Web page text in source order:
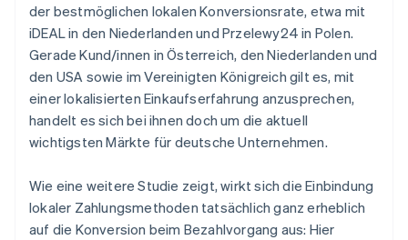
der bestmöglichen lokalen Konversionsrate, etwa mit
iDEAL in den Niederlanden und Przelewy24 in Polen.
Gerade Kund/innen in Österreich, den Niederlanden und
den USA sowie im Vereinigten Königreich gilt es, mit
einer lokalisierten Einkaufserfahrung anzusprechen,
handelt es sich bei ihnen doch um die aktuell
wichtigsten Märkte für deutsche Unternehmen.
Wie eine weitere Studie zeigt, wirkt sich die Einbindung
lokaler Zahlungsmethoden tatsächlich ganz erheblich
auf die Konversion beim Bezahlvorgang aus: Hier